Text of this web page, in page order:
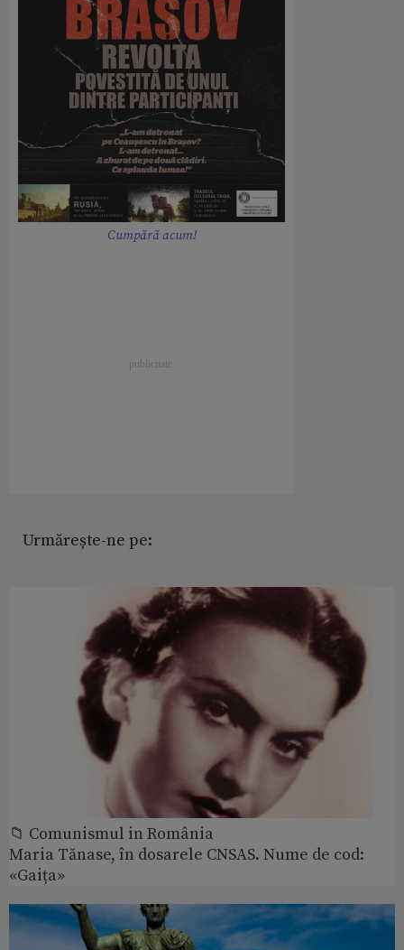
Cumpără acum!
Urmărește-ne pe:
📁 Comunismul in România
Maria Tănase, în dosarele CNSAS. Nume de cod:
«Gaița»